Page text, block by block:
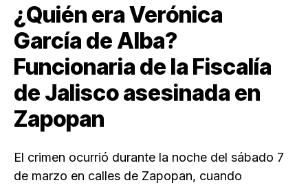
¿Quién era Verónica
García de Alba?
Funcionaria de la Fiscalía
de Jalisco asesinada en
Zapopan
El crimen ocurrió durante la noche del sábado 7
de marzo en calles de Zapopan, cuando